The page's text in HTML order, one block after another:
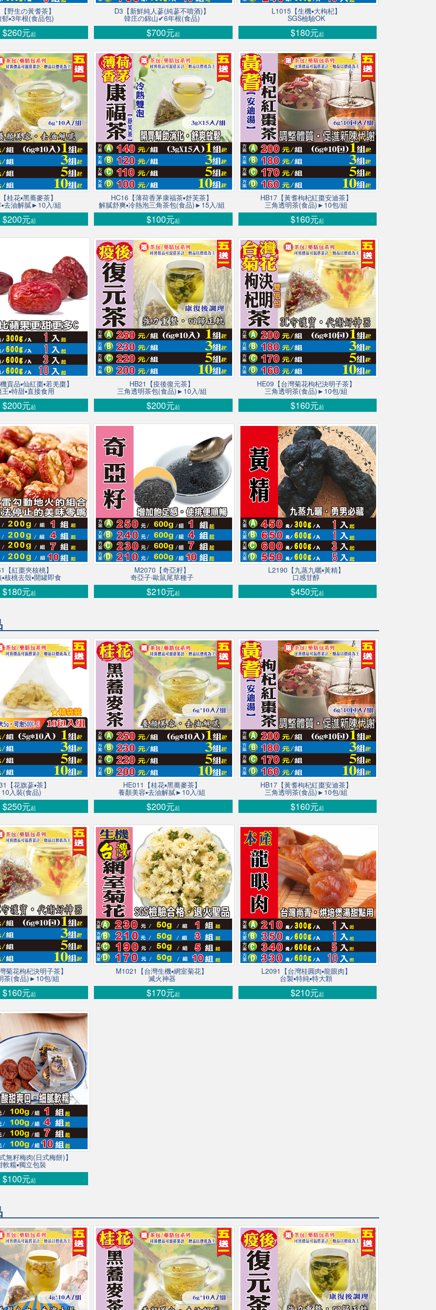
野生の黃耆茶】
▪3年根(食品包)
$260元起
D3【新鮮純人蔘(純蔘不噴酒)】
韓庄の錦山✔6年根(食品)
$700元起
L1015【生機▪大枸杞】
SGS檢驗OK
$180元起
桂花▪黑蕎麥茶】
去油解膩►10入/組
$200元起
HC16【薄荷香茅康福茶▪舒芙茶】
解膩舒爽▪冷熱泡三角茶包(食品)►15入/組
$100元起
HB17【黃耆枸杞紅棗安迪茶】
三角透明茶(食品)►10包/組
$160元起
貢品▪仙紅棗▪若羌棗】
▪特甜▪直接食用
$200元起
HB21【疫後復元茶】
三角透明茶包(食品)►10入/組
$200元起
HE09【台灣菊花枸杞決明子茶】
三角透明茶(食品)►10包/組
$160元起
【紅棗夾核桃】
核桃去殼▪開罐即食
$180元起
M2070【奇亞籽】
奇亞子‧歐鼠尾草種子
$210元起
L2190【九蒸九曬▪黃精】
口感甘醇
$450元起
【花旗蔘▪茶】
入裝(食品)
$250元起
HE011【桂花▪黑蕎麥茶】
養顏美容▪去油解膩►10入/組
$200元起
HB17【黃耆枸杞紅棗安迪茶】
三角透明茶(食品)►10包/組
$160元起
菊花枸杞決明子茶】
茶(食品)►10包/組
$160元起
M1021【台灣生機▪網室菊花】
滅火神器
$170元起
L2091【台灣桂圓肉▪龍眼肉】
台製▪特純▪特大顆
$210元起
無籽梅肉(日式梅餅)】
軟糯▪獨立包裝
$100元起